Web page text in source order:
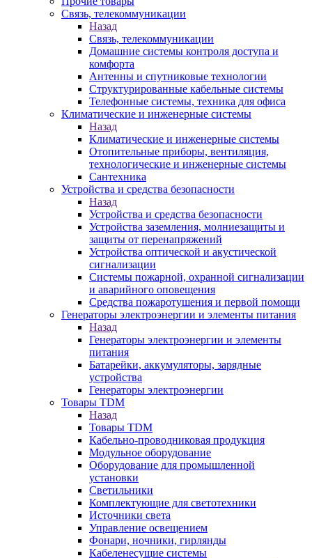
Связь, телекоммуникации
Назад
Связь, телекоммуникации
Домашние системы контроля доступа и
комфорта
Антенны и спутниковые технологии
Структурированные кабельные системы
Телефонные системы, техника для офиса
Климатические и инженерные системы
Назад
Климатические и инженерные системы
Отопительные приборы, вентиляция,
технологические и инженерные системы
Сантехника
Устройства и средства безопасности
Назад
Устройства и средства безопасности
Устройства заземления, молниезащиты и
защиты от перенапряжений
Устройства оптической и акустической
сигнализации
Системы пожарной, охранной сигнализации
и аварийного оповещения
Средства пожаротушения и первой помощи
Генераторы электроэнергии и элементы питания
Назад
Генераторы электроэнергии и элементы
питания
Батарейки, аккумуляторы, зарядные
устройства
Генераторы электроэнергии
Товары TDM
Назад
Товары TDM
Кабельно-проводниковая продукция
Модульное оборудование
Оборудование для промышленной
установки
Светильники
Комплектующие для светотехники
Источники света
Управление освещением
Фонари, ночники, гирлянды
Кабеленесущие системы